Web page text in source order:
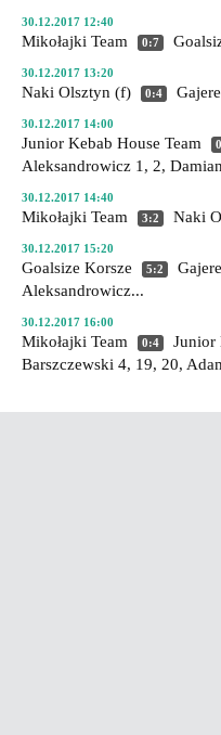
30.12.2017 12:40
Mikołajki Team 0:7
30.12.2017 13:20
Naki Olsztyn (f) 0:4
30.12.2017 14:00
Junior Kebab House Team
Aleksandrowicz 1, 2,
30.12.2017 14:40
Mikołajki Team 3:2 Naki
30.12.2017 15:20
Goalsize Korsze 5:2
Aleksandrowicz...
30.12.2017 16:00
Mikołajki Team 0:4 Junior
Barszczewski 4, 19, 20,